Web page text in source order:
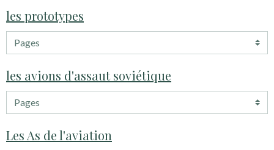
les prototypes
les avions d'assaut soviétique
Les As de l'aviation